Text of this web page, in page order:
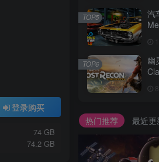
登录购买
74 GB
74.2 GB
汽
TOP5
幽
DLC
TOP6
热门推荐 最近更